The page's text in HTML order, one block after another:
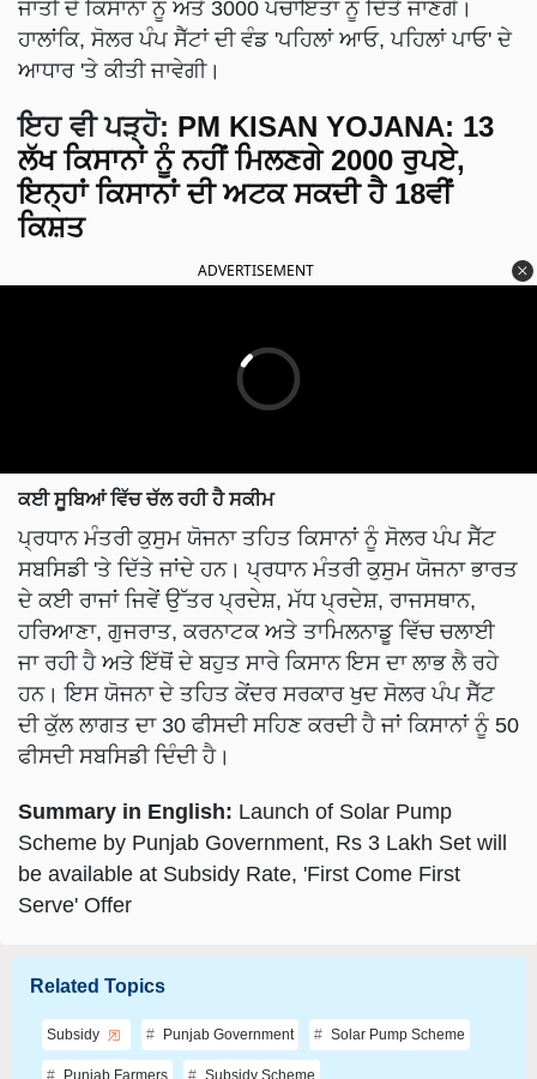
ਜਾਤੀ ਦੇ ਕਿਸਾਨਾਂ ਨੂੰ ਅਤੇ 3000 ਪੰਚਾਇਤਾਂ ਨੂੰ ਦਿੱਤੇ ਜਾਣਗੇ।
ਹਾਲਾਂਕਿ, ਸੋਲਰ ਪੰਪ ਸੈੱਟਾਂ ਦੀ ਵੰਡ 'ਪਹਿਲਾਂ ਆਓ, ਪਹਿਲਾਂ ਪਾਓ' ਦੇ
ਆਧਾਰ 'ਤੇ ਕੀਤੀ ਜਾਵੇਗੀ।
ਇਹ ਵੀ ਪੜ੍ਹੋ: PM KISAN YOJANA: 13
ਲੱਖ ਕਿਸਾਨਾਂ ਨੂੰ ਨਹੀਂ ਮਿਲਣਗੇ 2000 ਰੁਪਏ,
ਇਨ੍ਹਾਂ ਕਿਸਾਨਾਂ ਦੀ ਅਟਕ ਸਕਦੀ ਹੈ 18ਵੀਂ
ਕਿਸ਼ਤ
ADVERTISEMENT
ਕਈ ਸੂਬਿਆਂ ਵਿੱਚ ਚੱਲ ਰਹੀ ਹੈ ਸਕੀਮ
ਪ੍ਰਧਾਨ ਮੰਤਰੀ ਕੁਸੁਮ ਯੋਜਨਾ ਤਹਿਤ ਕਿਸਾਨਾਂ ਨੂੰ ਸੋਲਰ ਪੰਪ ਸੈੱਟ
ਸਬਸਿਡੀ 'ਤੇ ਦਿੱਤੇ ਜਾਂਦੇ ਹਨ। ਪ੍ਰਧਾਨ ਮੰਤਰੀ ਕੁਸੁਮ ਯੋਜਨਾ ਭਾਰਤ
ਦੇ ਕਈ ਰਾਜਾਂ ਜਿਵੇਂ ਉੱਤਰ ਪ੍ਰਦੇਸ਼, ਮੱਧ ਪ੍ਰਦੇਸ਼, ਰਾਜਸਥਾਨ,
ਹਰਿਆਣਾ, ਗੁਜਰਾਤ, ਕਰਨਾਟਕ ਅਤੇ ਤਾਮਿਲਨਾਡੂ ਵਿੱਚ ਚਲਾਈ
ਜਾ ਰਹੀ ਹੈ ਅਤੇ ਇੱਥੋਂ ਦੇ ਬਹੁਤ ਸਾਰੇ ਕਿਸਾਨ ਇਸ ਦਾ ਲਾਭ ਲੈ ਰਹੇ
ਹਨ। ਇਸ ਯੋਜਨਾ ਦੇ ਤਹਿਤ ਕੇਂਦਰ ਸਰਕਾਰ ਖੁਦ ਸੋਲਰ ਪੰਪ ਸੈੱਟ
ਦੀ ਕੁੱਲ ਲਾਗਤ ਦਾ 30 ਫੀਸਦੀ ਸਹਿਣ ਕਰਦੀ ਹੈ ਜਾਂ ਕਿਸਾਨਾਂ ਨੂੰ 50
ਫੀਸਦੀ ਸਬਸਿਡੀ ਦਿੰਦੀ ਹੈ।
Summary in English: Launch of Solar Pump
Scheme by Punjab Government, Rs 3 Lakh Set will
be available at Subsidy Rate, 'First Come First
Serve' Offer
Related Topics
Subsidy Punjab Government Solar Pump Scheme
Punjab Farmers Subsidy Scheme